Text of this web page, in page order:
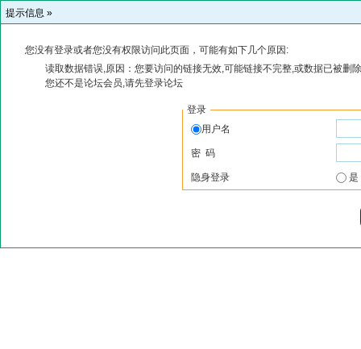
提示信息 »
您没有登录或者您没有权限访问此页面，可能有如下几个原因:
读取数据错误,原因：您要访问的链接无效,可能链接不完整,或数据已被删
您还不是论坛会员,请先登录论坛
登录
用户名
密 码
隐身登录